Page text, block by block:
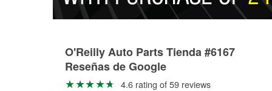
O'Reilly Auto Parts Tienda #6167
Reseñas de Google
4.6 rating of 59 reviews